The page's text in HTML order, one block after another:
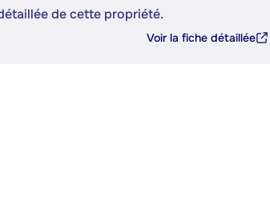
de cette propriété.
Voir la fiche détaillée